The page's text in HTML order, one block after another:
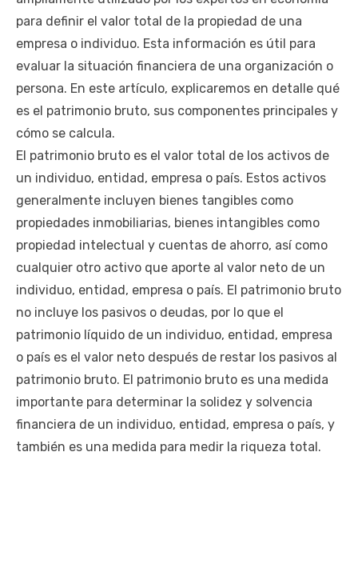
para definir el valor total de la propiedad de una
empresa o individuo. Esta información es útil para
evaluar la situación financiera de una organización o
persona. En este artículo, explicaremos en detalle qué
es el patrimonio bruto, sus componentes principales y
cómo se calcula.
El patrimonio bruto es el valor total de los activos de
un individuo, entidad, empresa o país. Estos activos
generalmente incluyen bienes tangibles como
propiedades inmobiliarias, bienes intangibles como
propiedad intelectual y cuentas de ahorro, así como
cualquier otro activo que aporte al valor neto de un
individuo, entidad, empresa o país. El patrimonio bruto
no incluye los pasivos o deudas, por lo que el
patrimonio líquido de un individuo, entidad, empresa
o país es el valor neto después de restar los pasivos al
patrimonio bruto. El patrimonio bruto es una medida
importante para determinar la solidez y solvencia
financiera de un individuo, entidad, empresa o país, y
también es una medida para medir la riqueza total.